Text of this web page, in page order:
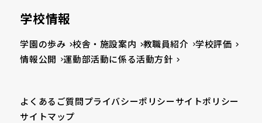
学校情報
学園の歩み 校舎・施設案内 教職員紹介
学校評価
情報公開
運動部活動に係る活動方針
よくあるご質問プライバシーポリシーサイトポリシー
サイトマップ